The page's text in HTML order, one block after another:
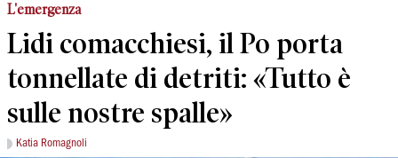
L'emergenza
Lidi comacchiesi, il Po porta
tonnellate di detriti: «Tutto è
sulle nostre spalle»
Katia Romagnoli